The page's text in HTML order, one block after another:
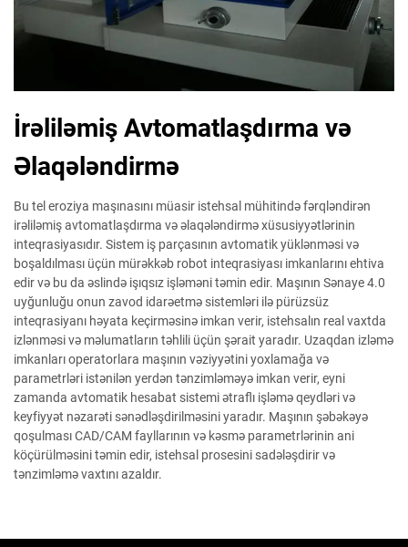
İrəliləmiş Avtomatlaşdırma və
Əlaqələndirmə
Bu tel eroziya maşınasını müasir istehsal mühitində fərqləndirən
irəliləmiş avtomatlaşdırma və əlaqələndirmə xüsusiyyətlərinin
inteqrasiyasıdır. Sistem iş parçasının avtomatik yüklənməsi və
boşaldılması üçün mürəkkəb robot inteqrasiyası imkanlarını ehtiva
edir və bu da əslində işıqsız işləməni təmin edir. Maşının Sənaye 4.0
uyğunluğu onun zavod idarəetmə sistemləri ilə pürüzsüz
inteqrasiyanı həyata keçirməsinə imkan verir, istehsalın real vaxtda
izlənməsi və məlumatların təhlili üçün şərait yaradır. Uzaqdan izləmə
imkanları operatorlara maşının vəziyyətini yoxlamağa və
parametrləri istənilən yerdən tənzimləməyə imkan verir, eyni
zamanda avtomatik hesabat sistemi ətraflı işləmə qeydləri və
keyfiyyət nəzarəti sənədləşdirilməsini yaradır. Maşının şəbəkəyə
qoşulması CAD/CAM fayllarının və kəsmə parametrlərinin ani
köçürülməsini təmin edir, istehsal prosesini sadələşdirir və
tənzimləmə vaxtını azaldır.